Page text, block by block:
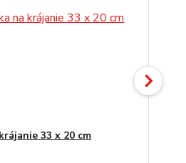
33 x 20 cm